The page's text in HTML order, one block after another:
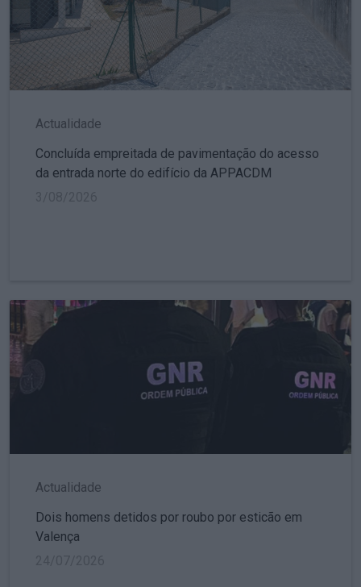
Actualidade
Concluída empreitada de pavimentação do acesso
da entrada norte do edifício da APPACDM
Actualidade
Dois homens detidos por roubo por esticão em
Valença